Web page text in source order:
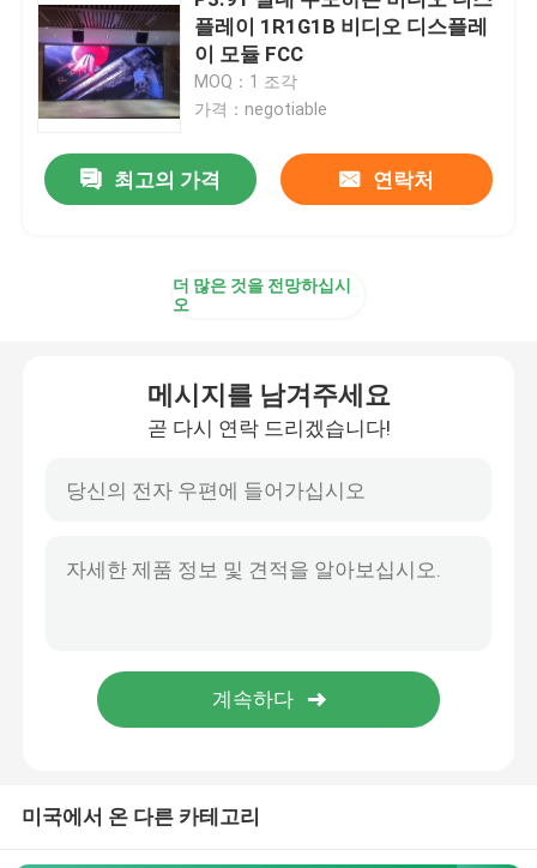
창조적 LED 디스플레이 화면
무대 LED 디스플레이 화면
구부러진 주도하는 스크린
반사경은 스크린을 이끌었습니다
벌거벗은 눈 3D LED 디스플레이
플레이 1R1G1B 비디오 디스플레
이 모듈 FCC
MOQ：1 조각
가격：negotiable
최고의 가격 연락처
더 많은 것을 전망하십시
오
메시지를 남겨주세요
곧 다시 연락 드리겠습니다!
미국에서 온 다른 카테고리